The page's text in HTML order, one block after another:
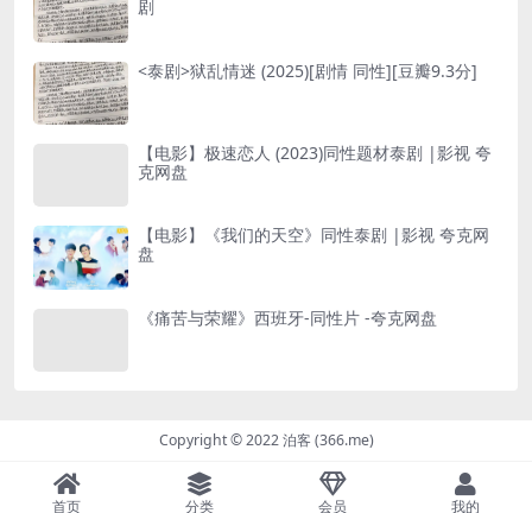
剧
<泰剧>狱乱情迷 (2025)[剧情 同性][豆瓣9.3分]
【电影】极速恋人 (2023)同性题材泰剧 |影视 夸
克网盘
【电影】《我们的天空》同性泰剧 |影视 夸克网
盘
《痛苦与荣耀》西班牙-同性片 -夸克网盘
Copyright © 2022 泊客 (366.me)
首页 分类 会员 我的